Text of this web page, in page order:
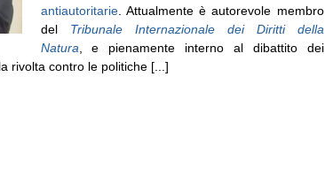
antiautoritarie. Attualmente è autorevole membro
del Tribunale Internazionale dei Diritti della
Natura , e pienamente interno al dibattito dei
rivolta contro le politiche [...]